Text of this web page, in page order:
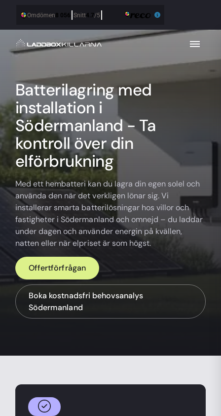
Batterilagring med
installation i
Södermanland - Ta
kontroll över din
elförbrukning
Med ett hembatteri kan du lagra din egen solel och
använda den när det verkligen lönar sig. Vi
installerar smarta batterilösningar hos villor och
fastigheter i Södermanland och omnejd – du laddar
under dagen och använder energin på kvällen,
natten eller när elpriset är som högst.
Offertförfrågan
Boka kostnadsfri behovsanalys
Södermanland